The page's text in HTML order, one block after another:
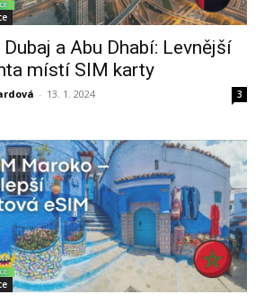
a Abu Dhabí: Levnější
místí SIM karty
- 13. 1. 2024 3